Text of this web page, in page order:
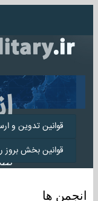
قوانین تدوین و
قوانین بخش بروز
انجمن ها